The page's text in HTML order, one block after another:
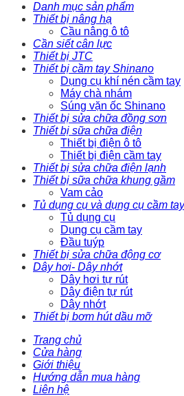
Danh mục sản phẩm
Thiết bị nâng hạ
Cầu nâng ô tô
Cần siết cân lực
Thiết bị JTC
Thiết bị cầm tay Shinano
Dụng cụ khí nén cầm tay
Máy chà nhám
Súng vặn ốc Shinano
Thiết bị sửa chữa đồng sơn
Thiết bị sữa chữa điện
Thiết bị điện ô tô
Thiết bị điện cầm tay
Thiết bị sửa chữa điện lạnh
Thiết bị sữa chữa khung gầm
Vam cảo
Tủ dụng cụ và dụng cụ cầm tay
Tủ dụng cụ
Dụng cụ cầm tay
Đầu tuýp
Thiết bị sửa chữa động cơ
Dây hơi- Dây nhớt
Dây hơi tự rút
Dây điện tự rút
Dây nhớt
Thiết bị bơm hút dầu mỡ
Trang chủ
Cửa hàng
Giới thiệu
Hướng dẫn mua hàng
Liên hệ